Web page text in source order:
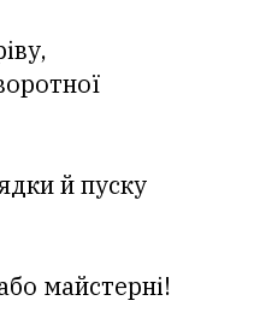
й пуску
майстерні!